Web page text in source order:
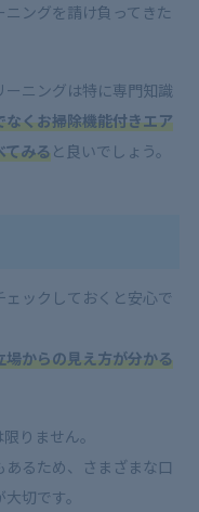
ングを請け負ってきた
ニングは特に専門知識
くお掃除機能付きエア
てみると良いでしょう。
ックしておくと安心で
場からの見え方が分かる
りません。
るため、さまざまな口
切です。